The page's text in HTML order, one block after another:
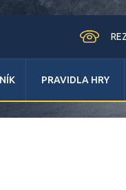
PRAVIDLA HRY